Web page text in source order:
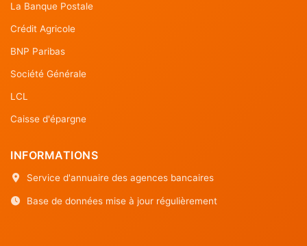
La Banque Postale
Crédit Agricole
BNP Paribas
Société Générale
LCL
Caisse d'épargne
INFORMATIONS
Service d'annuaire des agences bancaires
Base de données mise à jour régulièrement